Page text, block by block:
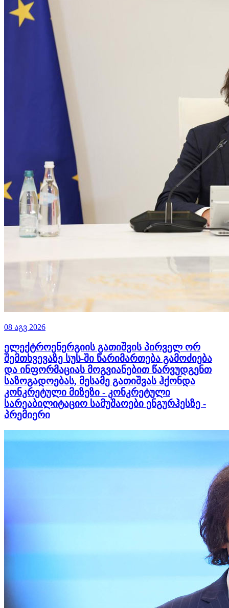
08 აგვ 2026
ელექტროენერგიის გათიშვის პირველ ორ
შემთხვევაზე სუს-ში წარიმართება გამოძიება
და ინფორმაციას მოგვიანებით წარვუდგენთ
საზოგადოებას, მესამე გათიშვას ჰქონდა
კონკრეტული მიზეზი - კონკრეტული
სარეაბილიტაციო სამუშაოები ენგურჰესზე -
პრემიერი